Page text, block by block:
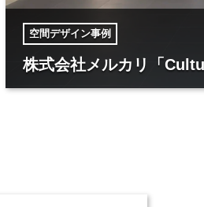
空間デザイン事例
茶 ちそう